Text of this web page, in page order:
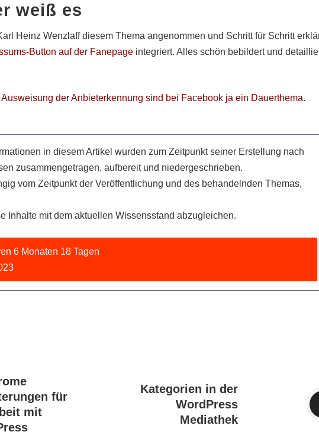
weiß es
Heinz Wenzlaff diesem Thema angenommen und Schritt für Schritt
Button auf der Fanepage integriert. Alles schön bebildert und
der Anbieterkennung sind bei Facebook ja ein Dauerthema.
in diesem Artikel wurden zum Zeitpunkt seiner Erstellung nach
zusammengetragen, aufbereit und niedergeschrieben.
vom Zeitpunkt der Veröffentlichung und des behandelnden Themas,
Inhalte mit dem aktuellen Wissensstand abzugleichen.
6 Monaten 18 Tagen
für
mit
Kategorien in der
WordPress
Mediathek